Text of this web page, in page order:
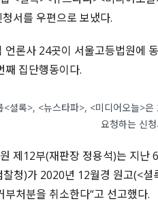
서를 우편으로 보냈다.
언론사 24곳이 서울고등법원에
째 집단행동이다.
<셜록>, <뉴스타파>, <미디어오늘>
요청하는 신
제12부(재판장 정용석)는 지난
청)가 2020년 12월경 원고(<
부처분을 취소한다“고 선고했다.